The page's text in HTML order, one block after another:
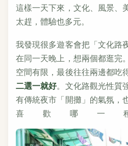
這樣一天下來，文化、風景、
太趕，體驗也多元。
我發現很多遊客會把「文化路
在同一天晚上，想兩個都逛完
空間有限，最後往往兩邊都吃
二選一就好。文化路觀光性質
有傳統夜市「開攤」的氣氛，
喜歡哪一